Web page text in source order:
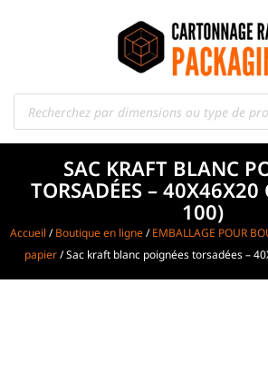
SAC KRAFT BLANC
TORSADÉES – 40X46X20
100)
Accueil /Boutique en ligne/EMBALLAGE POUR
papier/ Sac kraft blanc poignées torsadées –